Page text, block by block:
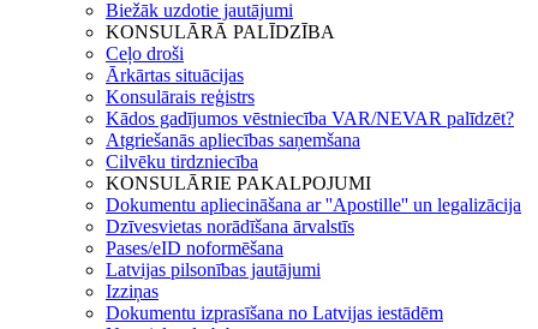
Biežāk uzdotie jautājumi
KONSULĀRĀ PALĪDZĪBA
Ceļo droši
Ārkārtas situācijas
Konsulārais reģistrs
Kādos gadījumos vēstniecība VAR/NEVAR palīdzēt?
Atgriešanās apliecības saņemšana
Cilvēku tirdzniecība
KONSULĀRIE PAKALPOJUMI
Dokumentu apliecināšana ar ''Apostille'' un legalizācija
Dzīvesvietas norādīšana ārvalstīs
Pases/eID noformēšana
Latvijas pilsonības jautājumi
Izziņas
Dokumentu izprasīšana no Latvijas iestādēm